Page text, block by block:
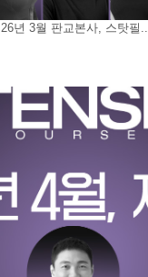
26년 3월 판교본사, 스탓필..